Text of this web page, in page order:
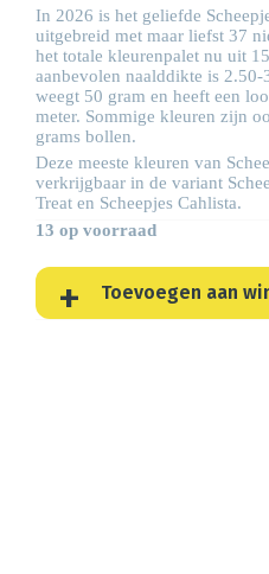
In 2026 is het geliefde
uitgebreid met maar liefst 37
het totale kleurenpalet nu uit
aanbevolen naalddikte is 2.50-
weegt 50 gram en heeft een
meter. Sommige kleuren zijn
grams bollen.
Deze meeste kleuren van
verkrijgbaar in de variant
Treat en Scheepjes Cahlista.
13 op voorraad
Toevoegen aan